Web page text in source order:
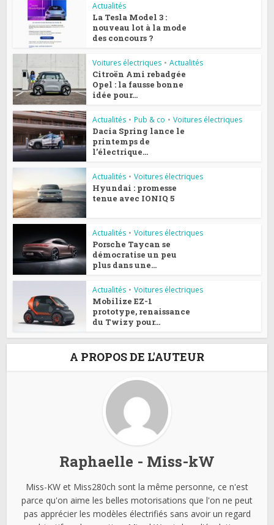
Actualités
La Tesla Model 3 :
nouveau lot à la mode
des concours ?
Voitures électriques • Actualités
Citroën Ami rebadgée
Opel : la fausse bonne
idée pour...
Actualités • Pub & co • Voitures électriques
Dacia Spring lance le
printemps de
l’électrique...
Actualités • Voitures électriques
Hyundai : promesse
tenue avec IONIQ 5
Actualités • Voitures électriques
Porsche Taycan se
démocratise un peu
plus dans une...
Actualités • Voitures électriques
Mobilize EZ-1
prototype, renaissance
du Twizy pour...
A PROPOS DE L'AUTEUR
Raphaelle - Miss-kW
Miss-KW et Miss280ch sont la même personne, ce n'est
parce qu'on aime les belles motorisations que l'on ne peut
pas apprécier les modèles électrifiés sans avoir un regard